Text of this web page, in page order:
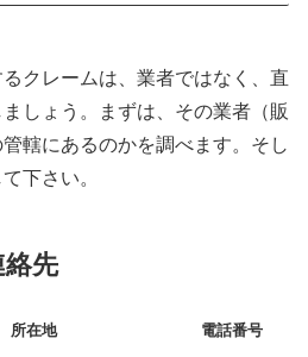
クレームは、業者ではなく、直
しょう。まずは、その業者（販
轄にあるのかを調べます。そし
下さい。
先
所在地 電話番号